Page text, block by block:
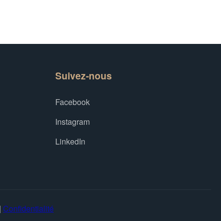
Suivez-nous
Facebook
Instagram
LinkedIn
| Confidentialité